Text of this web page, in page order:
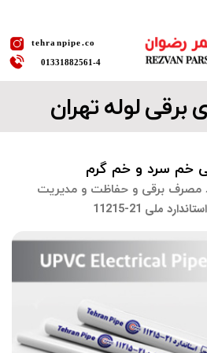
​tehranpipe.co
01331882561​​​​​​​-4
برقی لوله تهران
خم سرد و خم گرم
مصرف برقی و حفاظت و مدیریت
ملی 21-11215​​​​​​​